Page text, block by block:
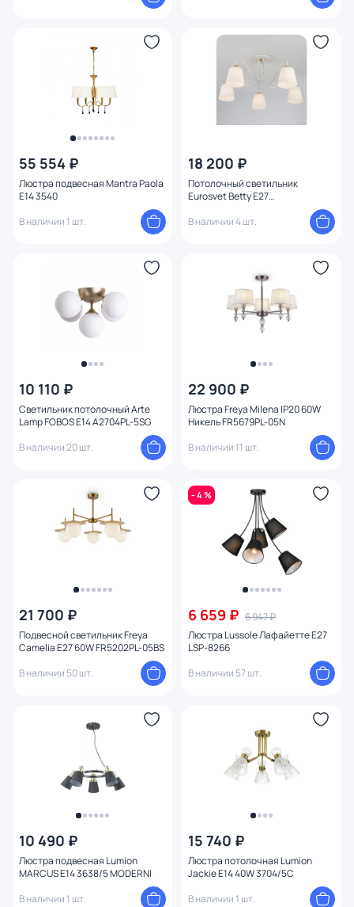
55 554 ₽
Люстра подвесная Mantra Paola
E14 3540
В наличии 1 шт.
18 200 ₽
Потолочный светильник
Eurosvet Betty E27
В наличии 4 шт.
10 110 ₽
Светильник потолочный Arte
Lamp FOBOS E14 A2704PL-5SG
В наличии 20 шт.
22 900 ₽
Люстра Freya Milena IP20 60W
Никель FR5679PL-05N
В наличии 11 шт.
21 700 ₽
Подвесной светильник Freya
Camelia E27 60W FR5202PL-05BS
В наличии 50 шт.
- 4 %
6 659 ₽ 6 947 ₽
Люстра Lussole Лафайетте E27
LSP-8266
В наличии 57 шт.
10 490 ₽
Люстра подвесная Lumion
MARCUS E14 3638/5 MODERNI
В наличии 1 шт.
15 740 ₽
Люстра потолочная Lumion
Jackie E14 40W 3704/5C
В наличии 1 шт.